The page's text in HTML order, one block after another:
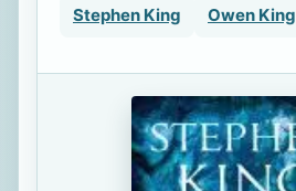
Stephen King Owen King